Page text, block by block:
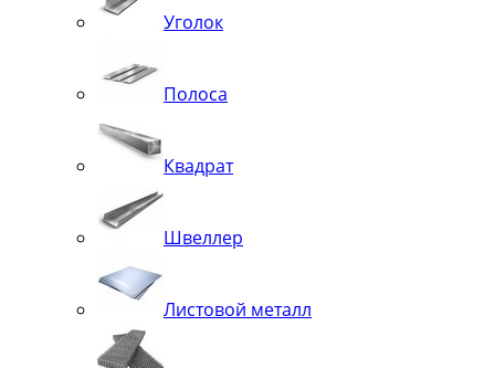
Уголок
Полоса
Квадрат
Швеллер
Листовой металл